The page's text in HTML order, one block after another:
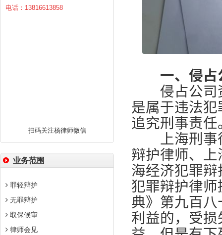
电话：13816613858
扫码关注杨律师微信
业务范围
罪轻辩护
无罪辩护
取保候审
律师会见
一、侵占
侵占公司资
是属于违法
追究刑事责任
上海刑事律
辩护律师、
海经济犯罪
犯罪辩护律
典》第九百
利益的，受